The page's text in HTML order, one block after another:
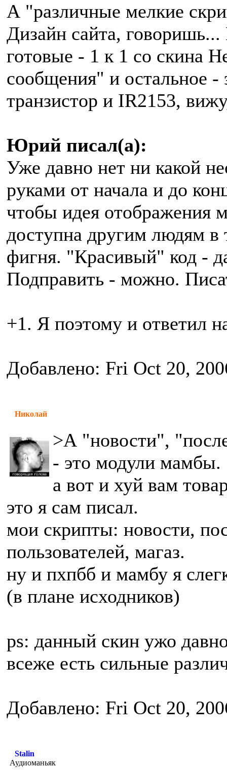
А "различные мелкие
Дизайн сайта,
готовые - 1 к 1 со скина
сообщения" и остальное
транзистор и IR2153,
Юрий писал(а):
Уже давно нет ни какой
руками от начала и до
чтобы идея отображения
доступна другим людям в
фигня. "Красивый" код -
Подправить - можно.
+1. Я поэтому и ответил
Добавлено: Fri Oct 20,
Николай
>А "новости",
- это модули мамбы.
а вот и хуй вам
это я сам писал.
мои скрипты: новости,
пользователей, магаз.
ну и пхпбб и мамбу я
(в плане исходников)
ps: данный скин ужо
всеже есть сильные
Добавлено: Fri Oct 20,
Stalin
Аудиоманьяк